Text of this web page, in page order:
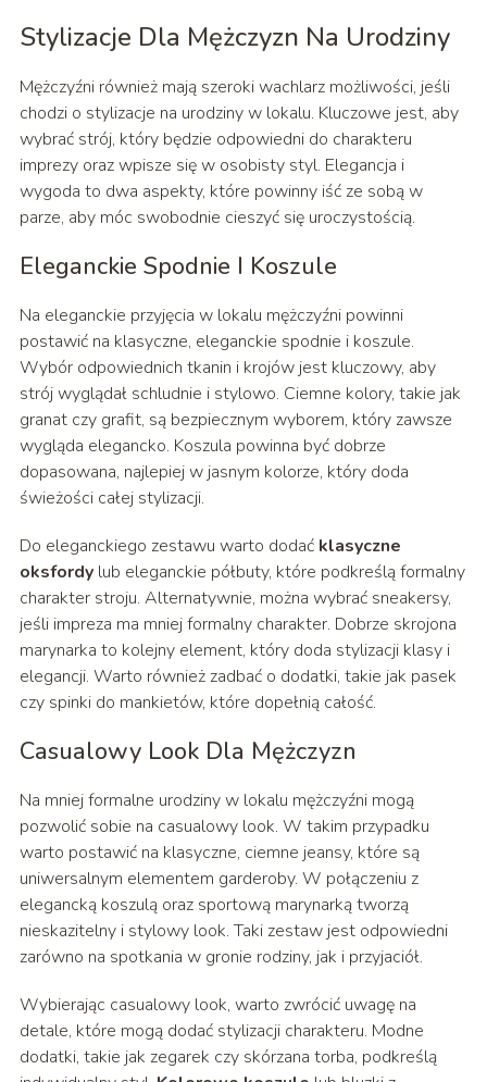
Stylizacje Dla Mężczyzn Na Urodziny
Mężczyźni również mają szeroki wachlarz możliwości, jeśli
chodzi o stylizacje na urodziny w lokalu. Kluczowe jest, aby
wybrać strój, który będzie odpowiedni do charakteru
imprezy oraz wpisze się w osobisty styl. Elegancja i
wygoda to dwa aspekty, które powinny iść ze sobą w
parze, aby móc swobodnie cieszyć się uroczystością.
Eleganckie Spodnie I Koszule
Na eleganckie przyjęcia w lokalu mężczyźni powinni
postawić na klasyczne, eleganckie spodnie i koszule.
Wybór odpowiednich tkanin i krojów jest kluczowy, aby
strój wyglądał schludnie i stylowo. Ciemne kolory, takie jak
granat czy grafit, są bezpiecznym wyborem, który zawsze
wygląda elegancko. Koszula powinna być dobrze
dopasowana, najlepiej w jasnym kolorze, który doda
świeżości całej stylizacji.
Do eleganckiego zestawu warto dodać klasyczne
oksfordylub eleganckie półbuty, które podkreślą formalny
charakter stroju. Alternatywnie, można wybrać sneakersy,
jeśli impreza ma mniej formalny charakter. Dobrze skrojona
marynarka to kolejny element, który doda stylizacji klasy i
elegancji. Warto również zadbać o dodatki, takie jak pasek
czy spinki do mankietów, które dopełnią całość.
Casualowy Look Dla Mężczyzn
Na mniej formalne urodziny w lokalu mężczyźni mogą
pozwolić sobie na casualowy look. W takim przypadku
warto postawić na klasyczne, ciemne jeansy, które są
uniwersalnym elementem garderoby. W połączeniu z
elegancką koszulą oraz sportową marynarką tworzą
nieskazitelny i stylowy look. Taki zestaw jest odpowiedni
zarówno na spotkania w gronie rodziny, jak i przyjaciół.
Wybierając casualowy look, warto zwrócić uwagę na
detale, które mogą dodać stylizacji charakteru. Modne
dodatki, takie jak zegarek czy skórzana torba, podkreślą